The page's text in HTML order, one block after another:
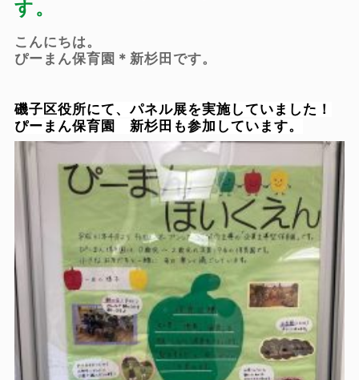
こんにちは。
ぴーまん保育園＊新杉田です。
磯子区役所にて、パネル展を実施していました！
ぴーまん保育園 新杉田も参加しています。